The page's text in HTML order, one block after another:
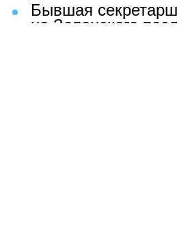
Бывшая
на Зеленского